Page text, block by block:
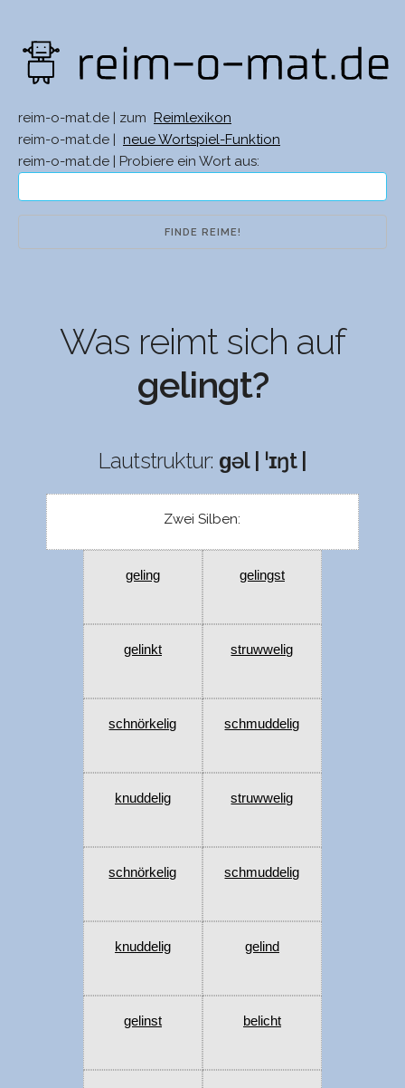
reim-o-mat.de | zum
Reimlexikon
reim-o-mat.de |
neue Wortspiel-Funktion
reim-o-mat.de | Probiere ein Wort aus:
Was reimt sich auf
gelingt?
Lautstruktur: ɡəl | ˈɪŋt |
Zwei Silben:
geling gelingst
gelinkt struwwelig
schnörkelig schmuddelig
knuddelig struwwelig
schnörkelig schmuddelig
knuddelig gelind
gelinst belicht